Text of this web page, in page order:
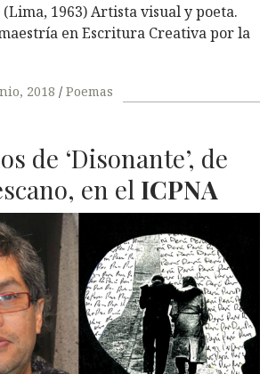
1963) Artista visual y poeta.
en Escritura Creativa por la
2018 Poemas
de ‘Disonante’, de
en el ICPNA